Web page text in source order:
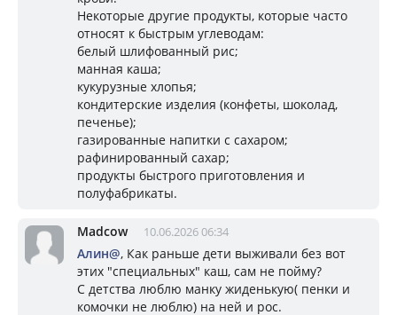
Некоторые другие продукты, которые часто
относят к быстрым углеводам:
белый шлифованный рис;
манная каша;
кукурузные хлопья;
кондитерские изделия (конфеты, шоколад,
печенье);
газированные напитки с сахаром;
рафинированный сахар;
продукты быстрого приготовления и
полуфабрикаты.
Madcow 10.06.2026 06:34
Алин@, Как раньше дети выживали без вот
этих "специальных" каш, сам не пойму?
С детства люблю манку жиденькую( пенки и
комочки не люблю) на ней и рос.